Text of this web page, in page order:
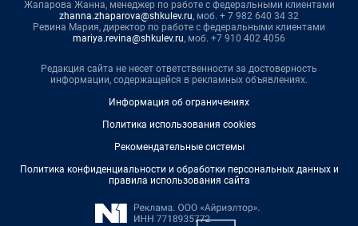
Жапарова Жанна, менеджер по работе с федеральными клиентами
zhanna.zhaparova@shkulev.ru, моб. + 7 982 640 34 32
Ревина Мария, директор по работе с федеральными клиентами
mariya.revina@shkulev.ru, моб. +7 910 402 4056
Редакция сайта не несет ответственности за достоверность
информации, содержащейся в рекламных объявлениях.
Информация об ограничениях
Политика использования cookies
Рекомендательные системы
Политика конфиденциальности и обработки персональных данных и
правила использования сайта